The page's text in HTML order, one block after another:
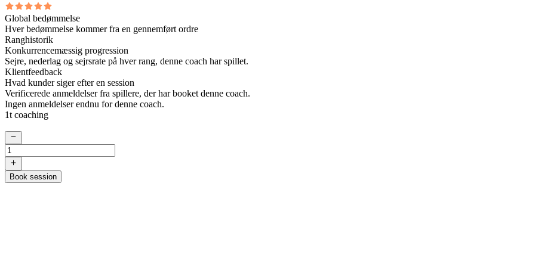
Global bedømmelse
Hver bedømmelse kommer fra en gennemført ordre
Ranghistorik
Konkurrencemæssig progression
Sejre, nederlag og sejrsrate på hver rang, denne coach har spillet.
Klientfeedback
Hvad kunder siger efter en session
Verificerede anmeldelser fra spillere, der har booket denne coach.
Ingen anmeldelser endnu for denne coach.
1t coaching
Book session